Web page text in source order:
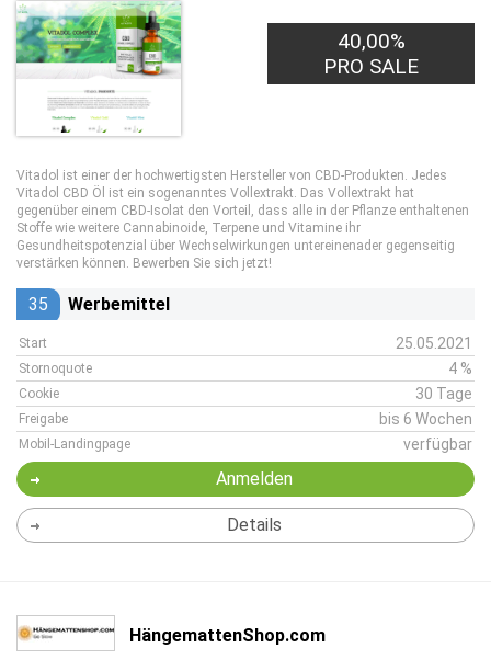
40,00%
PRO SALE
Vitadol ist einer der hochwertigsten Hersteller von CBD-Produkten. Jedes
Vitadol CBD Öl ist ein sogenanntes Vollextrakt. Das Vollextrakt hat
gegenüber einem CBD-Isolat den Vorteil, dass alle in der Pflanze enthaltenen
Stoffe wie weitere Cannabinoide, Terpene und Vitamine ihr
Gesundheitspotenzial über Wechselwirkungen untereinenader gegenseitig
verstärken können. Bewerben Sie sich jetzt!
35 Werbemittel
Start 25.05.2021
Stornoquote 4 %
Cookie 30 Tage
Freigabe bis 6 Wochen
Mobil-Landingpage verfügbar
Anmelden
Details
HängemattenShop.com